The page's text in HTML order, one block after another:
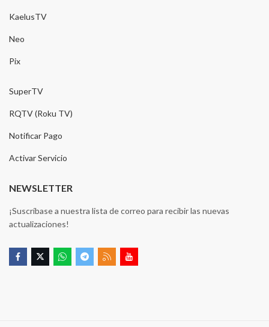
KaelusTV
Neo
Pix
SuperTV
RQTV (Roku TV)
Notificar Pago
Activar Servicio
NEWSLETTER
¡Suscríbase a nuestra lista de correo para recibir las nuevas
actualizaciones!